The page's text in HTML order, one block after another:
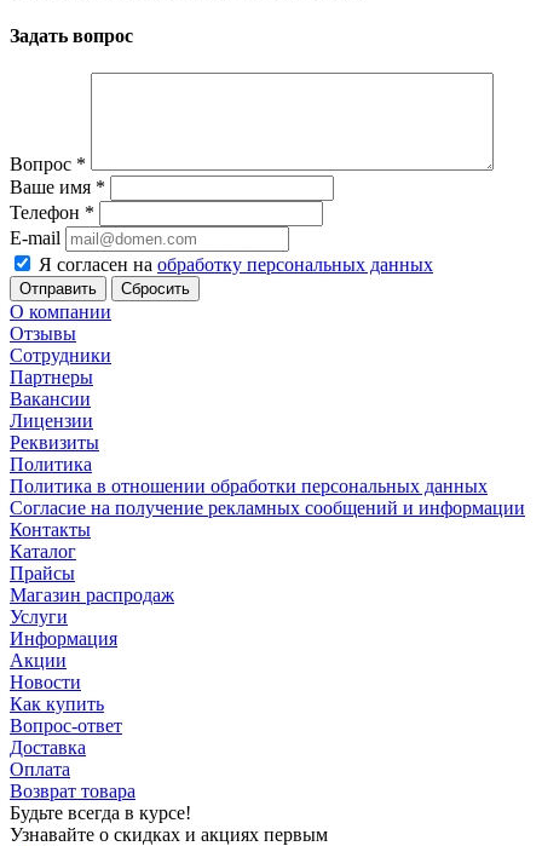
Задать вопрос
Вопрос *
Ваше имя *
Телефон *
E-mail
Я согласен на обработку персональных данных
Сбросить
О компании
Отзывы
Сотрудники
Партнеры
Вакансии
Лицензии
Реквизиты
Политика
Политика в отношении обработки персональных данных
Согласие на получение рекламных сообщений и информации
Контакты
Каталог
Прайсы
Магазин распродаж
Услуги
Информация
Акции
Новости
Как купить
Вопрос-ответ
Доставка
Оплата
Возврат товара
Будьте всегда в курсе!
Узнавайте о скидках и акциях первым